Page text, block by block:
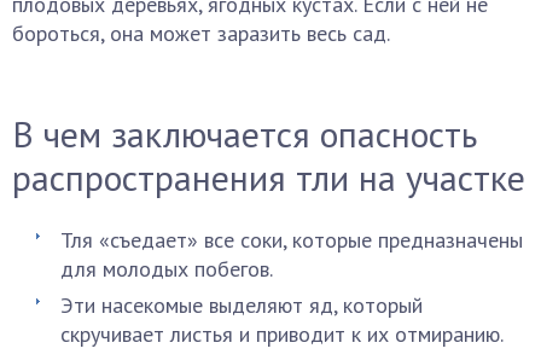
бороться, она может заразить весь сад.
В чем заключается опасность
распространения тли на участке
Тля «съедает» все соки, которые предназначены
для молодых побегов.
Эти насекомые выделяют яд, который
скручивает листья и приводит к их отмиранию.